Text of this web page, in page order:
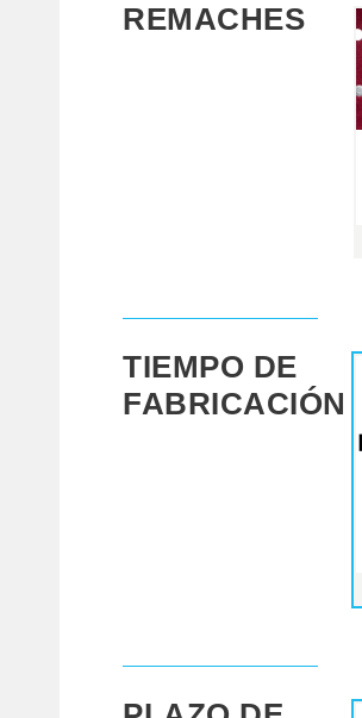
REMACHES
TIEMPO DE
FABRICACIÓN